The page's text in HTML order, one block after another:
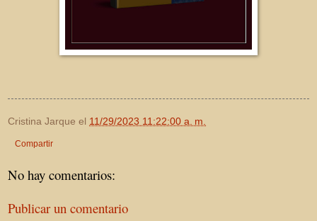
Cristina Jarque el 11/29/2023 11:22:00 a. m.
Compartir
No hay comentarios:
Publicar un comentario